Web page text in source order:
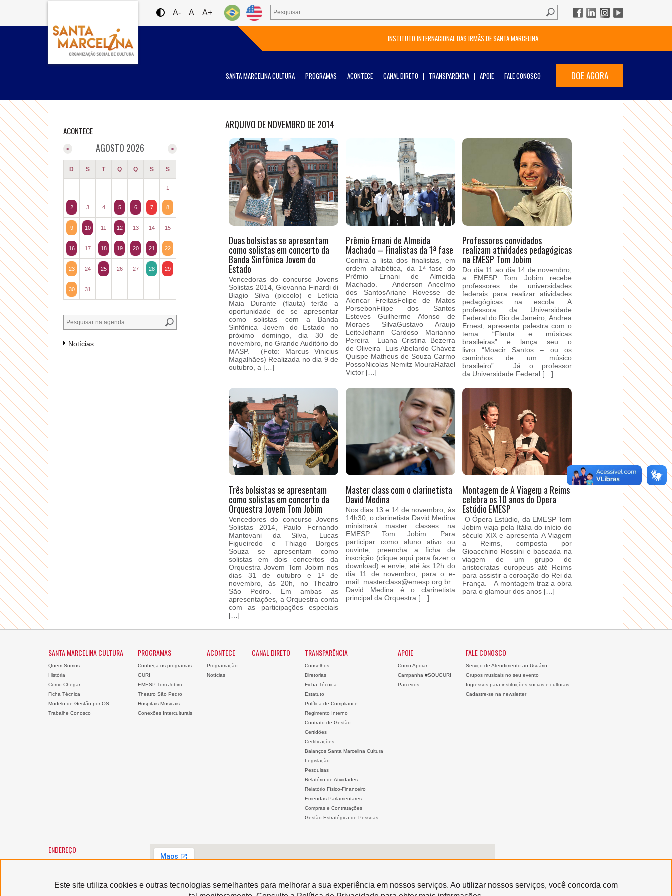
A- A A+
INSTITUTO INTERNACIONAL DAS IRMÃS DE SANTA MARCELINA
DOE AGORA
SANTA MARCELINA CULTURA PROGRAMAS ACONTECE CANAL DIRETO TRANSPARÊNCIA APOIE FALE CONOSCO
ARQUIVO DE NOVEMBRO DE 2014
Duas bolsistas se apresentam
como solistas em concerto da
Banda Sinfônica Jovem do
Estado
Vencedoras do concurso Jovens
Solistas 2014, Giovanna Finardi di
Biagio Silva (piccolo) e Letícia
Maia Durante (flauta) terão a
oportunidade de se apresentar
como solistas com a Banda
Sinfônica Jovem do Estado no
próximo domingo, dia 30 de
novembro, no Grande Auditório do
MASP. (Foto: Marcus Vinicius
Magalhães) Realizada no dia 9 de
outubro, a […]
Prêmio Ernani de Almeida
Machado – Finalistas da 1ª fase
Confira a lista dos finalistas, em
ordem alfabética, da 1ª fase do
Prêmio Ernani de Almeida
Machado. Anderson Ancelmo
dos SantosAriane Rovesse de
Alencar FreitasFelipe de Matos
PorsebonFilipe dos Santos
Esteves Guilherme Afonso de
Moraes SilvaGustavo Araujo
LeiteJohann Cardoso Marianno
Pereira Luana Cristina Bezerra
de Oliveira Luis Abelardo Chávez
Quispe Matheus de Souza Carmo
PossoNicolas Nemitz MouraRafael
Victor […]
Professores convidados
realizam atividades pedagógicas
na EMESP Tom Jobim
Do dia 11 ao dia 14 de novembro,
a EMESP Tom Jobim recebe
professores de universidades
federais para realizar atividades
pedagógicas na escola. A
professora da Universidade
Federal do Rio de Janeiro, Andrea
Ernest, apresenta palestra com o
tema “Flauta e músicas
brasileiras” e lança seu o
livro “Moacir Santos – ou os
caminhos de um músico
brasileiro”. Já o professor
da Universidade Federal […]
Três bolsistas se apresentam
como solistas em concerto da
Orquestra Jovem Tom Jobim
Vencedores do concurso Jovens
Solistas 2014, Paulo Fernando
Mantovani da Silva, Lucas
Figueiredo e Thiago Borges
Souza se apresentam como
solistas em dois concertos da
Orquestra Jovem Tom Jobim nos
dias 31 de outubro e 1º de
novembro, às 20h, no Theatro
São Pedro. Em ambas as
apresentações, a Orquestra conta
com as participações especiais
[…]
Master class com o clarinetista
David Medina
Nos dias 13 e 14 de novembro, às
14h30, o clarinetista David Medina
ministrará master classes na
EMESP Tom Jobim. Para
participar como aluno ativo ou
ouvinte, preencha a ficha de
inscrição (clique aqui para fazer o
download) e envie, até às 12h do
dia 11 de novembro, para o e-
mail: masterclass@emesp.org.br
David Medina é o clarinetista
principal da Orquestra […]
Montagem de A Viagem a Reims
celebra os 10 anos do Ópera
Estúdio EMESP
O Ópera Estúdio, da EMESP Tom
Jobim viaja pela Itália do início do
século XIX e apresenta A Viagem
a Reims, composta por
Gioacchino Rossini e baseada na
viagem de um grupo de
aristocratas europeus até Reims
para assistir a coroação do Rei da
França. A montagem traz a obra
para o glamour dos anos […]
ACONTECE
AGOSTO 2026 >
<
D S T Q Q S S
1
2 3 4 5 6 7 8
9 10 11 12 13 14 15
16 17 18 19 20 21 22
23 24 25 26 27 28 29
30 31
Notícias
SANTA MARCELINA CULTURA
Quem Somos
História
Como Chegar
Ficha Técnica
Modelo de Gestão por OS
Trabalhe Conosco
PROGRAMAS
Conheça os programas
GURI
EMESP Tom Jobim
Theatro São Pedro
Hospitais Musicais
Conexões Interculturais
ACONTECE
Programação
Notícias
CANAL DIRETO TRANSPARÊNCIA
Conselhos
Diretorias
Ficha Técnica
Estatuto
Política de Compliance
Regimento Interno
Contrato de Gestão
Certidões
Certificações
Balanços Santa Marcelina Cultura
Legislação
Pesquisas
Relatório de Atividades
Relatório Físico-Financeiro
Emendas Parlamentares
Compras e Contratações
Gestão Estratégica de Pessoas
APOIE
Como Apoiar
Campanha #SOUGURI
Parceiros
FALE CONOSCO
Serviço de Atendimento ao Usuário
Grupos musicais no seu evento
Ingressos para instituições sociais e culturais
Cadastre-se na newsletter
ENDEREÇO
Este site utiliza cookies e outras tecnologias semelhantes para melhorar a sua experiência em nossos serviços. Ao utilizar nossos serviços, você concorda com